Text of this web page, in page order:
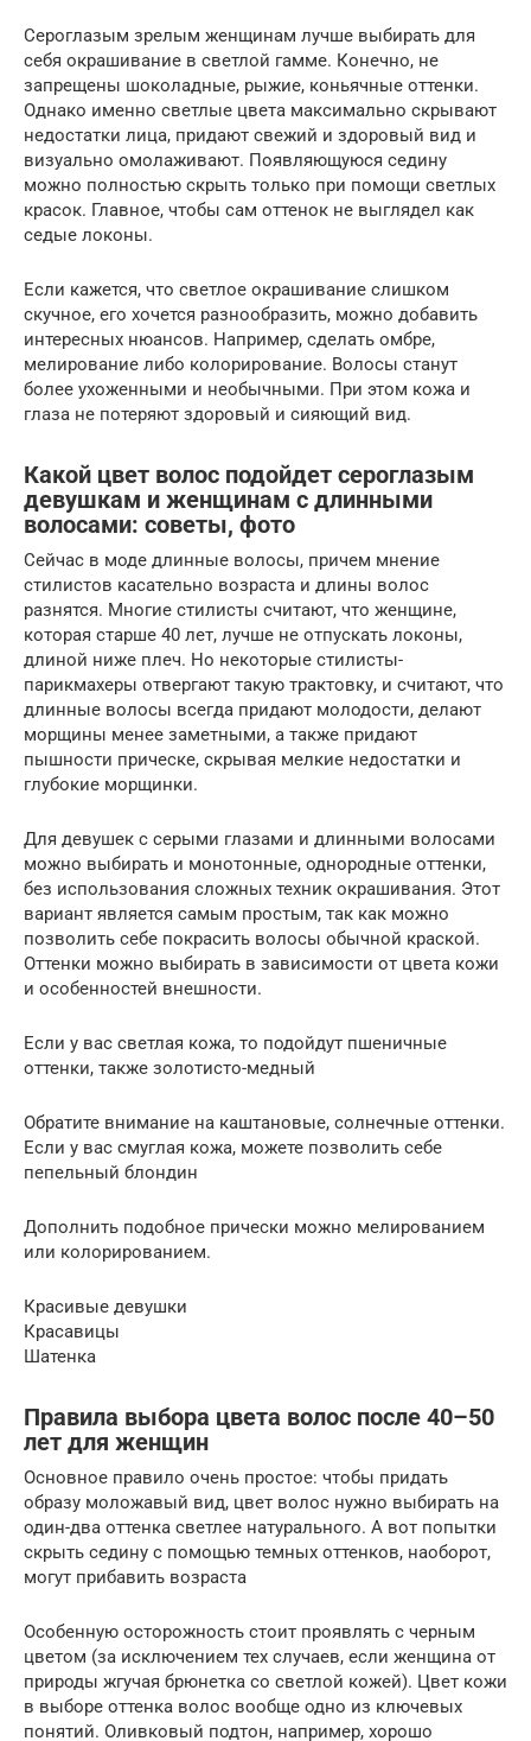
Сероглазым зрелым женщинам лучше выбирать для
себя окрашивание в светлой гамме. Конечно, не
запрещены шоколадные, рыжие, коньячные оттенки.
Однако именно светлые цвета максимально скрывают
недостатки лица, придают свежий и здоровый вид и
визуально омолаживают. Появляющуюся седину
можно полностью скрыть только при помощи светлых
красок. Главное, чтобы сам оттенок не выглядел как
седые локоны.
Если кажется, что светлое окрашивание слишком
скучное, его хочется разнообразить, можно добавить
интересных нюансов. Например, сделать омбре,
мелирование либо колорирование. Волосы станут
более ухоженными и необычными. При этом кожа и
глаза не потеряют здоровый и сияющий вид.
Какой цвет волос подойдет сероглазым
девушкам и женщинам с длинными
волосами: советы, фото
Сейчас в моде длинные волосы, причем мнение
стилистов касательно возраста и длины волос
разнятся. Многие стилисты считают, что женщине,
которая старше 40 лет, лучше не отпускать локоны,
длиной ниже плеч. Но некоторые стилисты-
парикмахеры отвергают такую трактовку, и считают, что
длинные волосы всегда придают молодости, делают
морщины менее заметными, а также придают
пышности прическе, скрывая мелкие недостатки и
глубокие морщинки.
Для девушек с серыми глазами и длинными волосами
можно выбирать и монотонные, однородные оттенки,
без использования сложных техник окрашивания. Этот
вариант является самым простым, так как можно
позволить себе покрасить волосы обычной краской.
Оттенки можно выбирать в зависимости от цвета кожи
и особенностей внешности.
Если у вас светлая кожа, то подойдут пшеничные
оттенки, также золотисто-медный
Обратите внимание на каштановые, солнечные оттенки.
Если у вас смуглая кожа, можете позволить себе
пепельный блондин
Дополнить подобное прически можно мелированием
или колорированием.
Красивые девушки
Красавицы
Шатенка
Правила выбора цвета волос после 40–50
лет для женщин
Основное правило очень простое: чтобы придать
образу моложавый вид, цвет волос нужно выбирать на
один-два оттенка светлее натурального. А вот попытки
скрыть седину с помощью темных оттенков, наоборот,
могут прибавить возраста
Особенную осторожность стоит проявлять с черным
цветом (за исключением тех случаев, если женщина от
природы жгучая брюнетка со светлой кожей). Цвет кожи
в выборе оттенка волос вообще одно из ключевых
понятий. Оливковый подтон, например, хорошо